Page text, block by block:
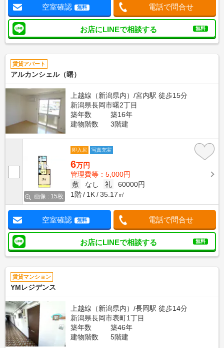
空室確認 無料 電話で問合せ
お店にLINEで相談する 無料
賃貸アパート
アルカンシェル（曙）
上越線（新潟県内）/宮内駅 徒歩15分
新潟県長岡市曙2丁目
築年数
築16年
建物階数
3階建
画像 : 15枚
即入居 写真充実
6万円
管理費等：5,000円
敷
なし 礼
60000円
1階
1K 35.17㎡
空室確認 無料 電話で問合せ
お店にLINEで相談する 無料
賃貸マンション
YMレジデンス
上越線（新潟県内）/長岡駅 徒歩14分
新潟県長岡市表町1丁目
築年数
築46年
建物階数
5階建